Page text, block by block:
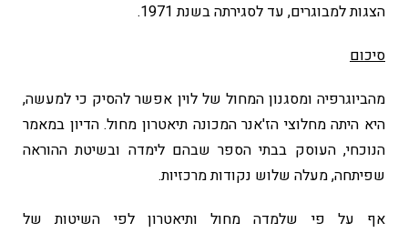
הצגות למבוגרים, עד לסגירתה בשנת 1971.
סיכום
מהביוגרפיה ומסגנון המחול של לוין אפשר להסיק כי למעשה,
היא היתה מחלוצי הז'אנר המכונה תיאטרון מחול. הדיון במאמר
הנוכחי, העוסק בבתי הספר שבהם לימדה ובשיטת ההוראה
שפיתחה, מעלה שלוש נקודות מרכזיות.
אף על פי שלמדה מחול ותיאטרון לפי השיטות של